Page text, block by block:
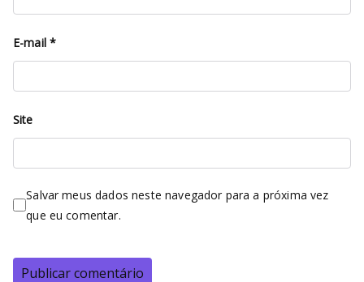
E-mail*
Site
Salvar meus dados neste navegador para a próxima vez
que eu comentar.